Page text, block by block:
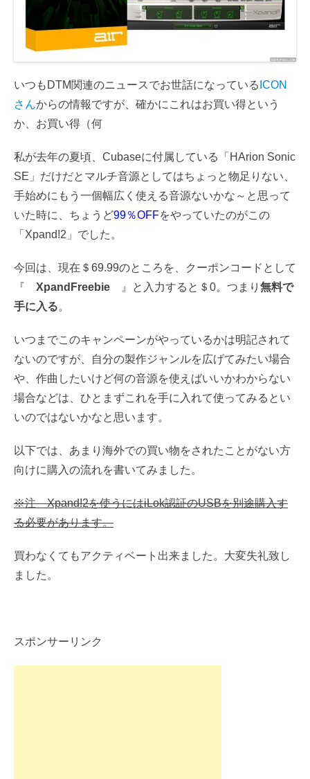
いつもDTM関連のニュースでお世話になっている ICON
さんからの情報ですが、確かにこれはお買い得という
か、お買い得（何
私が去年の夏頃、Cubaseに付属している「HArion Sonic
SE」だけだとマルチ音源としてはちょっと物足りない、
手始めにもう一個幅広く使える音源ないかな～と思って
いた時に、ちょうど99％OFFをやっていたのがこの
「Xpand!2」でした。
今回は、現在＄69.99のところを、クーポンコードとして
『 XpandFreebie 』と入力すると＄0。つまり 無料で
手に入る。
いつまでこのキャンペーンがやっているかは明記されて
ないのですが、自分の製作ジャンルを広げてみたい場合
や、作曲したいけど何の音源を使えばいいかわからない
場合などは、ひとまずこれを手に入れて使ってみるとい
いのではないかなと思います。
以下では、あまり海外での買い物をされたことがない方
向けに購入の流れを書いてみました。
※注 Xpand!2を使うにはiLok認証のUSBを別途購入す
る必要があります。
買わなくてもアクティベート出来ました。大変失礼致し
ました。
スポンサーリンク